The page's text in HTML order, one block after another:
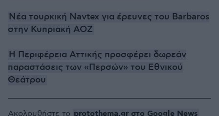
Νέα τουρκική Navtex για έρευνες του Barbaros
στην Κυπριακή ΑΟΖ
Η Περιφέρεια Αττικής προσφέρει δωρεάν
παραστάσεις των «Περσών» του Εθνικού
Θεάτρου
Ακολουθήστε το protothema.gr στο Google News